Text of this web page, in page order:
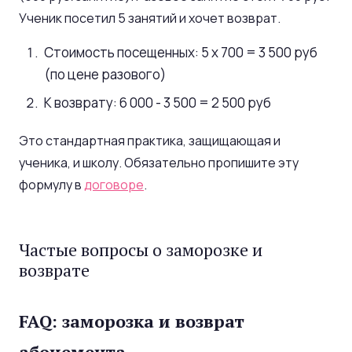
Ученик посетил 5 занятий и хочет возврат.
Стоимость посещенных: 5 x 700 = 3 500 руб
(по цене разового)
К возврату: 6 000 - 3 500 = 2 500 руб
Это стандартная практика, защищающая и
ученика, и школу. Обязательно пропишите эту
формулу вдоговоре.
Частые вопросы о заморозке и
возврате
FAQ: заморозка и возврат